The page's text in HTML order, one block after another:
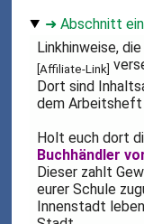
➜ Abschnitt
Linkhinweise,
[Affiliate-Link]
Dort sind
dem Arbeitsheft
Holt euch dort
Buchhändler
Dieser zahlt
eurer Schule
Innenstadt